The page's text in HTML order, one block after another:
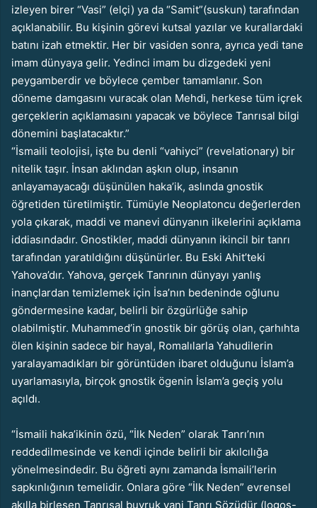
izleyen birer “Vasi” (elçi) ya da “Samit”(suskun) tarafından
açıklanabilir. Bu kişinin görevi kutsal yazılar ve kurallardaki
batını izah etmektir. Her bir vasiden sonra, ayrıca yedi tane
imam dünyaya gelir. Yedinci imam bu dizgedeki yeni
peygamberdir ve böylece çember tamamlanır. Son
döneme damgasını vuracak olan Mehdi, herkese tüm içrek
gerçeklerin açıklamasını yapacak ve böylece Tanrısal bilgi
dönemini başlatacaktır.”
“İsmaili teolojisi, işte bu denli “vahiyci” (revelationary) bir
nitelik taşır. İnsan aklından aşkın olup, insanın
anlayamayacağı düşünülen haka’ik, aslında gnostik
öğretiden türetilmiştir. Tümüyle Neoplatoncu değerlerden
yola çıkarak, maddi ve manevi dünyanın ilkelerini açıklama
iddiasındadır. Gnostikler, maddi dünyanın ikincil bir tanrı
tarafından yaratıldığını düşünürler. Bu Eski Ahit’teki
Yahova’dır. Yahova, gerçek Tanrının dünyayı yanlış
inançlardan temizlemek için İsa’nın bedeninde oğlunu
göndermesine kadar, belirli bir özgürlüğe sahip
olabilmiştir. Muhammed’in gnostik bir görüş olan, çarhıhta
ölen kişinin sadece bir hayal, Romalılarla Yahudilerin
yaralayamadıkları bir görüntüden ibaret olduğunu İslam’a
uyarlamasıyla, birçok gnostik ögenin İslam’a geçiş yolu
açıldı.
“İsmaili haka’ikinin özü, “İlk Neden” olarak Tanrı’nın
reddedilmesinde ve kendi içinde belirli bir akılcılığa
yönelmesindedir. Bu öğreti aynı zamanda İsmaili’lerin
sapkınlığının temelidir. Onlara göre “İlk Neden” evrensel
akılla birleşen Tanrısal buyruk yani Tanrı Sözüdür (logos-